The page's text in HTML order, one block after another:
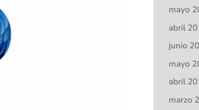
mayo
abril
junio
mayo
abril
marzo